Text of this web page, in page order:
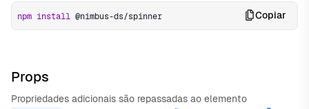
npm install @nimbus-ds/spinner Copiar
Props
Propriedades adicionais são repassadas ao elemento